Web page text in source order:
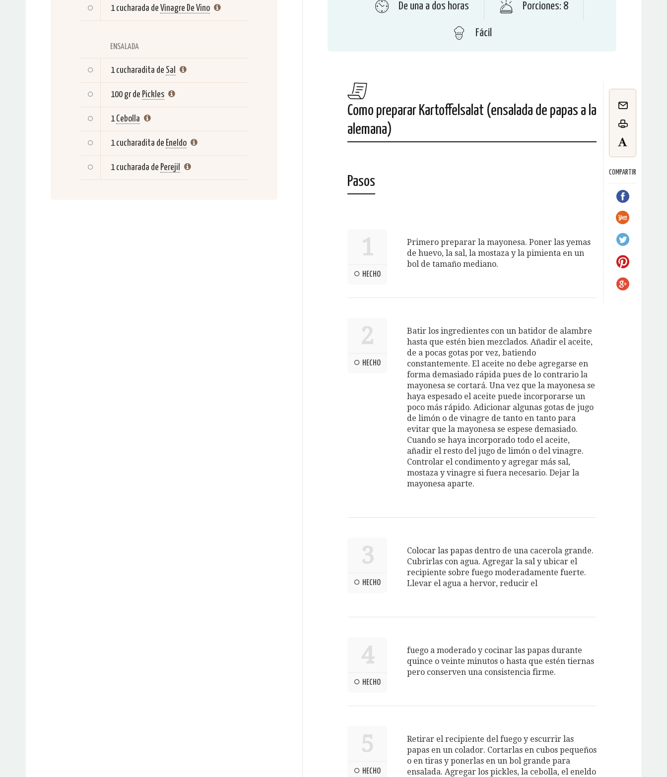
1 cucharada de Vinagre De Vino
ENSALADA
1 cucharadita de Sal
100 gr de Pickles
1 Cebolla
1 cucharadita de Eneldo
1 cucharada de Perejil
De una a dos horas Porciones: 8
Fácil
Como preparar Kartoffelsalat (ensalada de papas a la
alemana)
COMPARTIR
Pasos
1
HECHO
Primero preparar la mayonesa. Poner las yemas
de huevo, la sal, la mostaza y la pimienta en un
bol de tamaño mediano.
2
HECHO
Batir los ingredientes con un batidor de alambre
hasta que estén bien mezclados. Añadir el aceite,
de a pocas gotas por vez, batiendo
constantemente. El aceite no debe agregarse en
forma demasiado rápida pues de lo contrario la
mayonesa se cortará. Una vez que la mayonesa se
haya espesado el aceite puede incorporarse un
poco más rápido. Adicionar algunas gotas de jugo
de limón o de vinagre de tanto en tanto para
evitar que la mayonesa se espese demasiado.
Cuando se haya incorporado todo el aceite,
añadir el resto del jugo de limón o del vinagre.
Controlar el condimento y agregar más sal,
mostaza y vinagre si fuera necesario. Dejar la
mayonesa aparte.
3
HECHO
Colocar las papas dentro de una cacerola grande.
Cubrirlas con agua. Agregar la sal y ubicar el
recipiente sobre fuego moderadamente fuerte.
Llevar el agua a hervor, reducir el
4
HECHO
fuego a moderado y cocinar las papas durante
quince o veinte minutos o hasta que estén tiernas
pero conserven una consistencia firme.
5
HECHO
Retirar el recipiente del fuego y escurrir las
papas en un colador. Cortarlas en cubos pequeños
o en tiras y ponerlas en un bol grande para
ensalada. Agregar los pickles, la cebolla, el eneldo